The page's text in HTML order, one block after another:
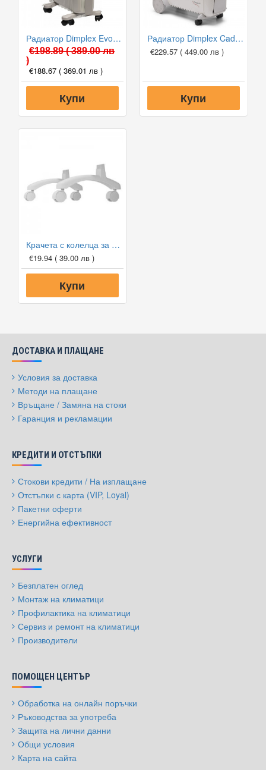
Радиатор Dimplex EvoRad 2000W
€198.89( 389.00 лв
)
€188.67 ( 369.01 лв )
Купи
Радиатор Dimplex Cadiz 2000W
€229.57 ( 449.00 лв )
Купи
Крачета с колелца за конвектор Dimplex
€19.94 ( 39.00 лв )
Купи
ДОСТАВКА И ПЛАЩАНЕ
Условия за доставка
Методи на плащане
Връщане / Замяна на стоки
Гаранция и рекламации
КРЕДИТИ И ОТСТЪПКИ
Стокови кредити / На изплащане
Отстъпки с карта (VIP, Loyal)
Пакетни оферти
Енергийна ефективност
УСЛУГИ
Безплатен оглед
Монтаж на климатици
Профилактика на климатици
Сервиз и ремонт на климатици
Производители
ПОМОЩЕН ЦЕНТЪР
Обработка на онлайн поръчки
Ръководства за употреба
Защита на лични данни
Общи условия
Карта на сайта